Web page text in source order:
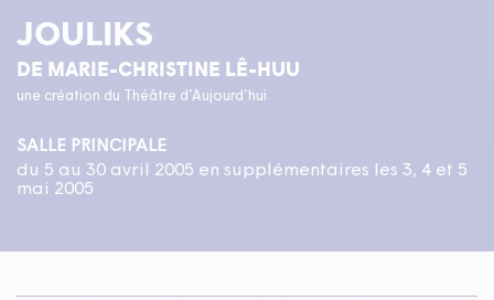
JOULIKS
DE MARIE-CHRISTINE LÊ-HUU
une création du Théâtre d’Aujourd’hui
SALLE PRINCIPALE
du 5 au 30 avril 2005 en supplémentaires les 3, 4 et 5
mai 2005